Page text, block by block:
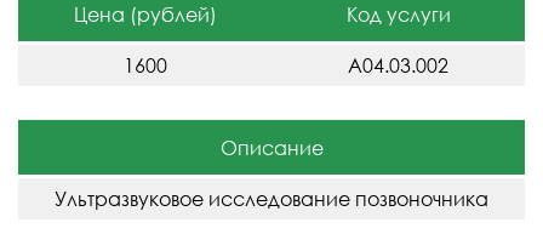
Цена (рублей) Код услуги
1600 A04.03.002
Описание
Ультразвуковое исследование позвоночника